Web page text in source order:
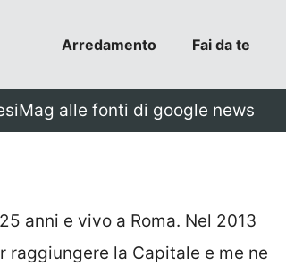
Arredamento Fai da te
alle fonti di google news
anni e vivo a Roma. Nel 2013
raggiungere la Capitale e me ne